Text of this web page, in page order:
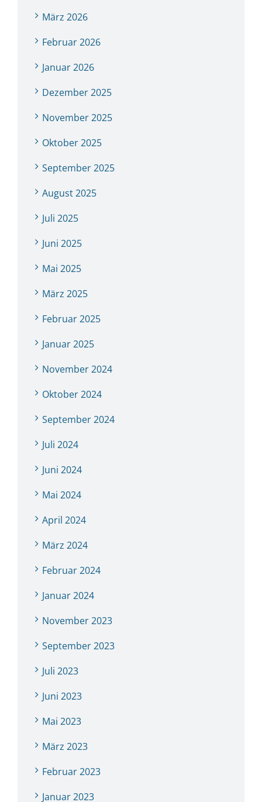
März 2026
Februar 2026
Januar 2026
Dezember 2025
November 2025
Oktober 2025
September 2025
August 2025
Juli 2025
Juni 2025
Mai 2025
März 2025
Februar 2025
Januar 2025
November 2024
Oktober 2024
September 2024
Juli 2024
Juni 2024
Mai 2024
April 2024
März 2024
Februar 2024
Januar 2024
November 2023
September 2023
Juli 2023
Juni 2023
Mai 2023
März 2023
Februar 2023
Januar 2023